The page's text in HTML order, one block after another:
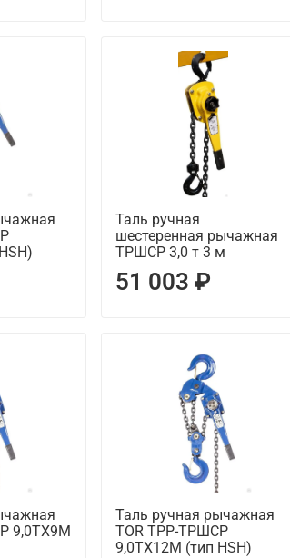
Таль ручная
шестеренная рычажная
ТРШСР 3,0 т 3 м
51 003 ₽
9,0ТХ9М
Таль ручная рычажная
TOR ТРР-ТРШСР
9,0ТХ12М (тип HSH)